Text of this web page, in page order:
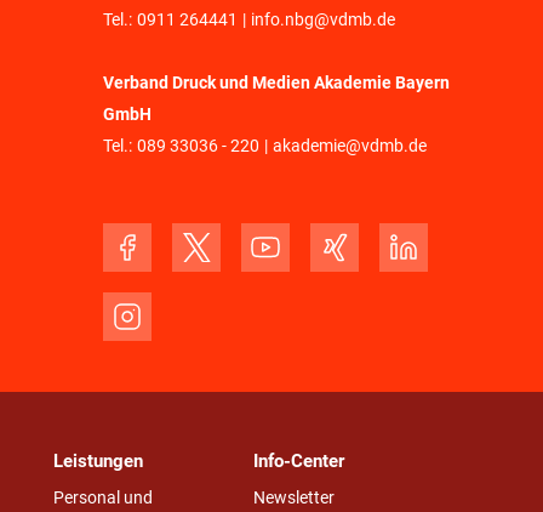
Tel.: 0911 264441 | info.nbg@vdmb.de
Verband Druck und Medien Akademie Bayern
GmbH
Tel.: 089 33036 - 220 | akademie@vdmb.de
Leistungen
Personal und
Info-Center
Newsletter